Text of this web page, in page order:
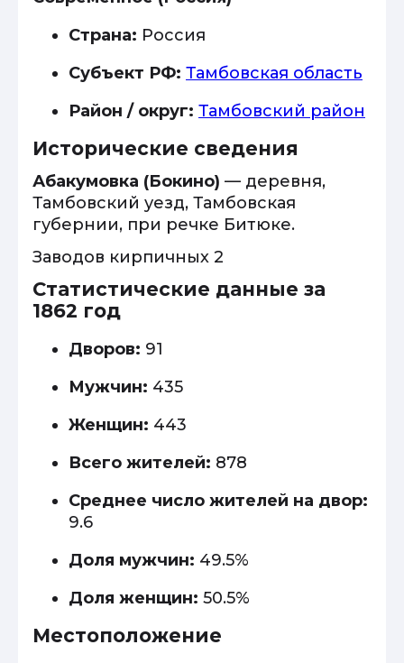
Страна: Россия
Субъект РФ: Тамбовская область
Район / округ: Тамбовский район
Исторические сведения
Абакумовка (Бокино) — деревня,
Тамбовский уезд, Тамбовская
губернии, при речке Битюке.
Заводов кирпичных 2
Статистические данные за
1862 год
Дворов: 91
Мужчин: 435
Женщин: 443
Всего жителей: 878
Среднее число жителей на двор:
9.6
Доля мужчин: 49.5%
Доля женщин: 50.5%
Местоположение